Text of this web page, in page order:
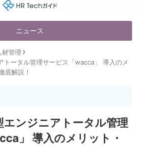
Techガイド
ニュース
材管理
トータル管理サービス「wacca」 導入のメ
底解説！
エンジニアトータル管理
」 導入のメリット・